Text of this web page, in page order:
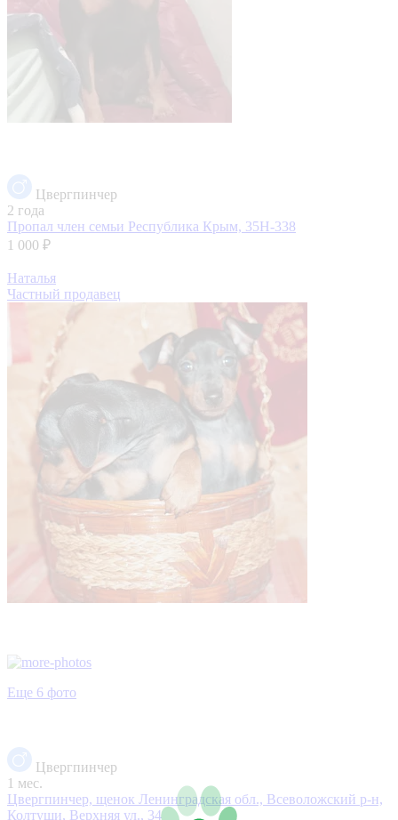
Цвергпинчер
2 года
Пропал член семьи Республика Крым, 35Н-338
1 000 ₽
Наталья
Частный продавец
Еще 6 фото
Цвергпинчер
1 мес.
Цвергпинчер, щенок Ленинградская обл., Всеволожский р-н,
Колтуши, Верхняя ул., 34